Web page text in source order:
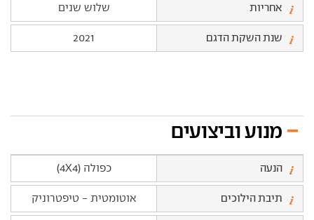
אחריות שלוש שנים
שנת השקת הדגם 2021
מנוע וביצועים
הנעה כפולה (4X4)
תיבת הילוכים אוטומטית - טיפטרוניק